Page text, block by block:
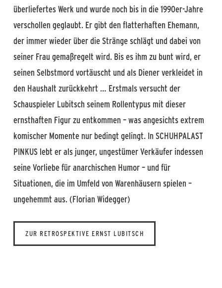
überliefertes Werk und wurde noch bis in die 1990er-Jahre
verschollen geglaubt. Er gibt den flatterhaften Ehemann,
der immer wieder über die Stränge schlägt und dabei von
seiner Frau gemaßregelt wird. Bis es ihm zu bunt wird, er
seinen Selbstmord vortäuscht und als Diener verkleidet in
den Haushalt zurückkehrt … Erstmals versucht der
Schauspieler Lubitsch seinem Rollentypus mit dieser
ernsthaften Figur zu entkommen – was angesichts extrem
komischer Momente nur bedingt gelingt. In SCHUHPALAST
PINKUS lebt er als junger, ungestümer Verkäufer indessen
seine Vorliebe für anarchischen Humor – und für
Situationen, die im Umfeld von Warenhäusern spielen –
ungehemmt aus. (Florian Widegger)
ZUR RETROSPEKTIVE ERNST LUBITSCH